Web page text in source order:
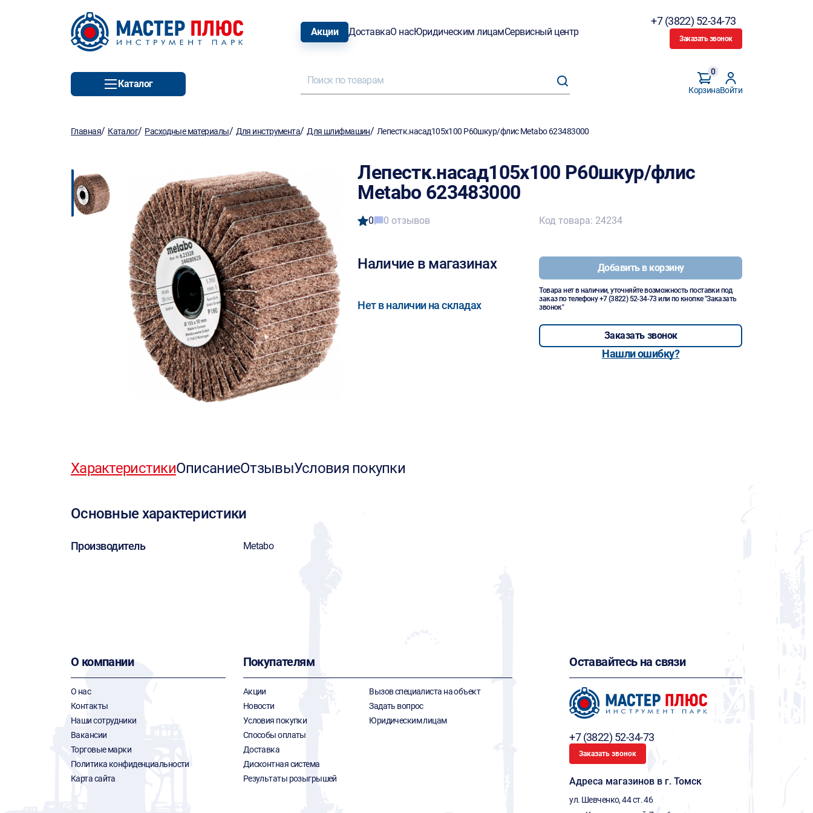
Акции ДоставкаО насЮридическим лицамСервисный центр
+7 (3822) 52-34-73
Заказать звонок
Каталог
Корзина
0
Войти
Главная/ Каталог/ Расходные материалы/ Для инструмента/Для шлифмашин/ Лепестк.насад105х100 P60шкур/флис Metabo 623483000
Лепестк.насад105х100 P60шкур/флис
Metabo 623483000
0 0 отзывов
Наличие в магазинах
Нет в наличии на складах
Код товара: 24234
Добавить в корзину
Товара нет в наличии, уточняйте возможность поставки под
заказ по телефону+7 (3822) 52-34-73 или по кнопке "Заказать
звонок"
Заказать звонок
Нашли ошибку?
ХарактеристикиОписаниеОтзывыУсловия покупки
Основные характеристики
Производитель Metabo
О компании
О нас
Контакты
Наши сотрудники
Вакансии
Торговые марки
Политика конфиденциальности
Карта сайта
Покупателям
Акции
Новости
Условия покупки
Способы оплаты
Доставка
Дисконтная система
Результаты розыгрышей
Вызов специалиста на объект
Задать вопрос
Юридическим лицам
Оставайтесь на связи
+7 (3822) 52-34-73
Заказать звонок
Адреса магазинов в г. Томск
ул. Шевченко, 44 ст. 46